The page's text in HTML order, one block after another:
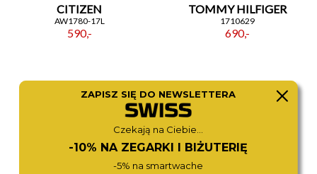
CITIZEN
AW1780-17L
590,-
TOMMY HILFIGER
1710629
690,-
ZAPISZ SIĘ DO NEWSLETTERA
Czekają na Ciebie...
-10% NA ZEGARKI I BIŻUTERIĘ
-5% na smartwache